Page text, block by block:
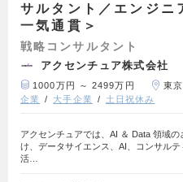
サルタント／エンジニ
一気通貫＞
戦略コンサルタント
アクセンチュア株式会社
1000万円 ～ 2499万円 東
企業
大手企業 土日祝休み
アクセンチュアでは、AI ＆ Data 領域の
け、データサイエンス、AI、コンサル
活…